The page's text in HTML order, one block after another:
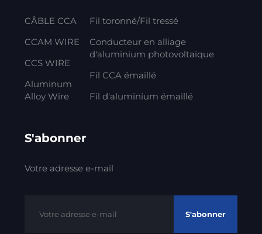
CÂBLE CCA
CCAM WIRE
CCS WIRE
Aluminum
Alloy Wire
Fil toronné/Fil tressé
Conducteur en alliage
d'aluminium photovoltaïque
Fil CCA émaillé
Fil d'aluminium émaillé
S'abonner
Votre adresse e-mail
S'abonner